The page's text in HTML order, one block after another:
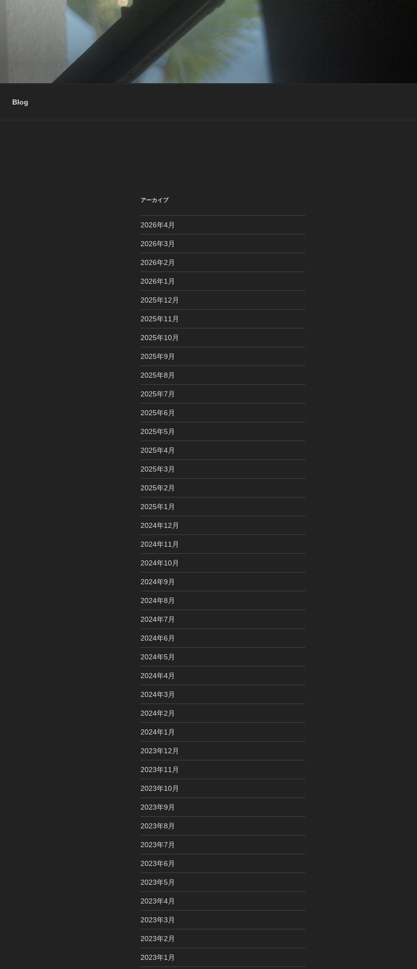
Blog
アーカイブ
2026年4月
2026年3月
2026年2月
2026年1月
2025年12月
2025年11月
2025年10月
2025年9月
2025年8月
2025年7月
2025年6月
2025年5月
2025年4月
2025年3月
2025年2月
2025年1月
2024年12月
2024年11月
2024年10月
2024年9月
2024年8月
2024年7月
2024年6月
2024年5月
2024年4月
2024年3月
2024年2月
2024年1月
2023年12月
2023年11月
2023年10月
2023年9月
2023年8月
2023年7月
2023年6月
2023年5月
2023年4月
2023年3月
2023年2月
2023年1月